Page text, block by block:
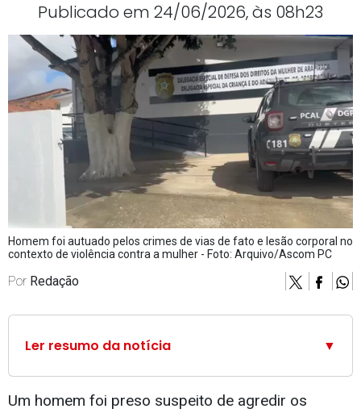
Publicado em 24/06/2026, às 08h23
Homem foi autuado pelos crimes de vias de fato e lesão corporal no
contexto de violência contra a mulher - Foto: Arquivo/Ascom PC
Por Redação
Ler resumo da notícia ▼
Um homem foi preso suspeito de agredir os